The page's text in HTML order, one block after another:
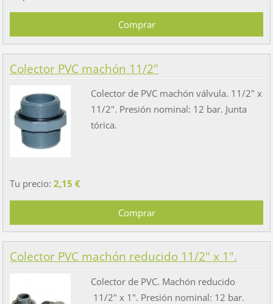
Colector PVC machón 11/2"
Colector de PVC machón válvula. 11/2" x
11/2". Presión nominal: 12 bar. Junta
tórica.
Tu precio: 2,15 €
Colector PVC machón reducido 11/2" x 1".
Colector de PVC. Machón reducido
11/2" x 1". Presión nominal: 12 bar.